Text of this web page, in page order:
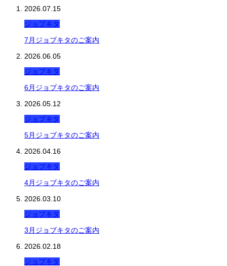
2026.07.15
ジョブキタ
7月ジョブキタのご案内
2026.06.05
ジョブキタ
6月ジョブキタのご案内
2026.05.12
ジョブキタ
5月ジョブキタのご案内
2026.04.16
ジョブキタ
4月ジョブキタのご案内
2026.03.10
ジョブキタ
3月ジョブキタのご案内
2026.02.18
ジョブキタ